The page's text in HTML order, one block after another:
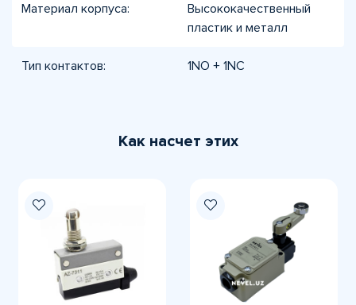
Материал корпуса:
Высококачественный
пластик и металл
Тип контактов: 1NO + 1NC
Как насчет этих